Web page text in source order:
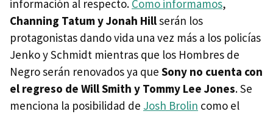
información al respecto. Como informamos,
Channing Tatum y Jonah Hillserán los
protagonistas dando vida una vez más a los policías
Jenko y Schmidt mientras que los Hombres de
Negro serán renovados ya que Sony no cuenta con
el regreso de Will Smith y Tommy Lee Jones. Se
menciona la posibilidad de Josh Brolin como el